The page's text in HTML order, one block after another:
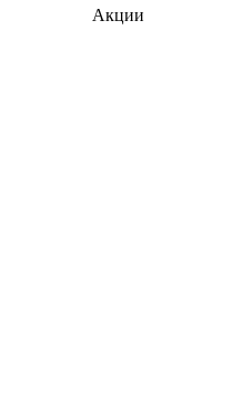
Акции